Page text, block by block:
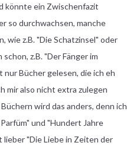
könnte ein Zwischenfazit
so durchwachsen, manche
wie z.B. "Die Schatzinsel" oder
z.B. "Der Fänger im
nur Bücher gelesen, die ich eh
mir also nicht extra zulegen
wird das anders, denn ich
und "Hundert Jahre
lieber "Die Liebe in Zeiten der